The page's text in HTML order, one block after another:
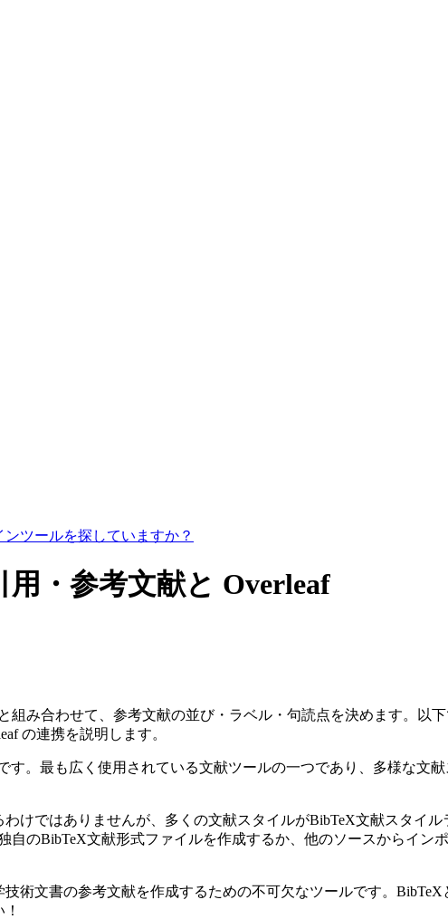
ツールを探していますか？
・参考文献と Overleaf
組み合わせて、参考文献の並び・ラベル・句読点を決めます。以下
の連携を説明します。
。最も広く使用されている文献ツールの一つであり、多様な文
けではありませんが、多くの文献スタイルがBibTeX文献スタイ
のBibTeX文献形式ファイルを作成するか、他のソースからイン
術文書の参考文献を作成するための不可欠なツールです。BibTeX